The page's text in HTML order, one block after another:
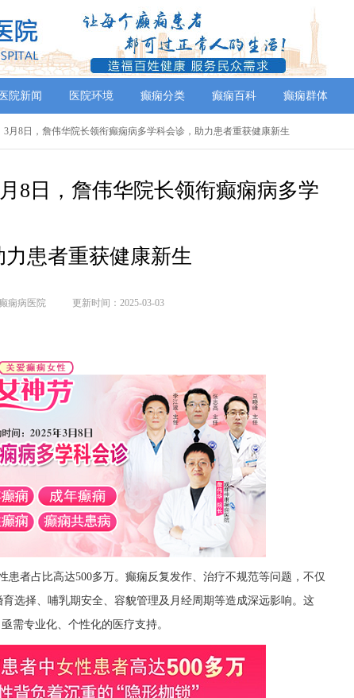
医院新闻 医院环境 癫痫分类 癫痫百科 癫痫群体
3月8日，詹伟华院长领衔癫痫病多学科会诊，助力患者重获健康新生
8日，詹伟华院长领衔癫痫病多学
患者重获健康新生
痫病医院 更新时间：2025-03-03
患者占比高达500多万。癫痫反复发作、治疗不规范等问题，不仅
选择、哺乳期安全、容貌管理及月经周期等造成深远影响。这
需专业化、个性化的医疗支持。